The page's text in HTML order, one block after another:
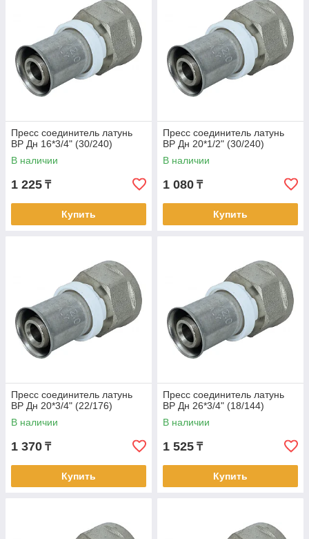
Пресс соединитель латунь
ВР Дн 16*3/4" (30/240)
В наличии
1 225 ₸
Купить
Пресс соединитель латунь
ВР Дн 20*1/2" (30/240)
В наличии
1 080 ₸
Купить
Пресс соединитель латунь
ВР Дн 20*3/4" (22/176)
В наличии
1 370 ₸
Купить
Пресс соединитель латунь
ВР Дн 26*3/4" (18/144)
В наличии
1 525 ₸
Купить